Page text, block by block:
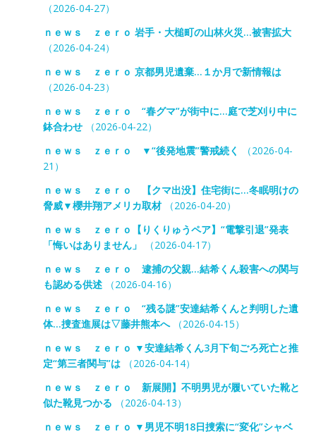
（2026-04-27）
ｎｅｗｓ ｚｅｒｏ 岩手・大槌町の山林火災…被害拡大
（2026-04-24）
ｎｅｗｓ ｚｅｒｏ 京都男児遺棄…１か月で新情報は
（2026-04-23）
ｎｅｗｓ ｚｅｒｏ “春グマ”が街中に…庭で芝刈り中に
鉢合わせ（2026-04-22）
ｎｅｗｓ ｚｅｒｏ ▼“後発地震”警戒続く
（2026-04-
21）
ｎｅｗｓ ｚｅｒｏ 【クマ出没】住宅街に…冬眠明けの
脅威▼櫻井翔アメリカ取材（2026-04-20）
ｎｅｗｓ ｚｅｒｏ【りくりゅうペア】“電撃引退”発表
「悔いはありません」
（2026-04-17）
ｎｅｗｓ ｚｅｒｏ 逮捕の父親…結希くん殺害への関与
も認める供述（2026-04-16）
ｎｅｗｓ ｚｅｒｏ “残る謎”安達結希くんと判明した遺
体…捜査進展は▽藤井熊本へ（2026-04-15）
ｎｅｗｓ ｚｅｒｏ ▼安達結希くん3月下旬ごろ死亡と推
定“第三者関与”は（2026-04-14）
ｎｅｗｓ ｚｅｒｏ 新展開】不明男児が履いていた靴と
似た靴見つかる （2026-04-13）
ｎｅｗｓ ｚｅｒｏ ▼男児不明18日捜索に“変化”シャベ